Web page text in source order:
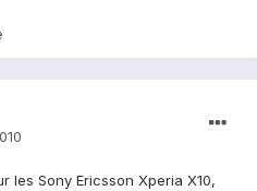
les Sony Ericsson Xperia X10,